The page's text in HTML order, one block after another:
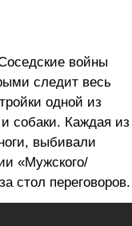
войны
следит весь
одной из
собаки. Каждая из
выбивали
«Мужского/
стол переговоров.